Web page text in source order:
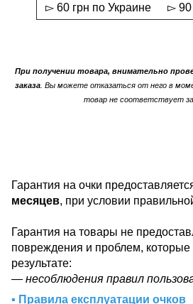
▻ 60 грн по Украине
▻ 90
При получении товара, внимательно
заказа. Вы можете отказаться от него в
товар не соответствует
Гарантия на очки
месяцев, при условии
Гарантия на товары не
повреждения и проблем, которые
результате:
— несоблюдения правил
▪ Правила експлуатации очков